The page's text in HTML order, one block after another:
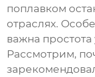
поплавком
отраслях.
важна
Рассмотрим,